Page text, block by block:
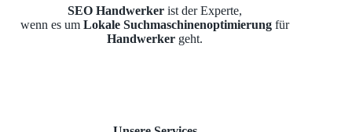
SEO Handwerker ist der Experte,
wenn es umLokale Suchmaschinenoptimierung für
Handwerker geht.